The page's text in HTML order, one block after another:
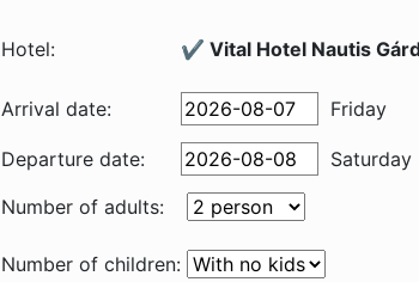
Hotel: ✔️ Vital Hotel Nautis
Arrival date: Friday
Departure date:
Saturday
Number of adults:
Number of children: